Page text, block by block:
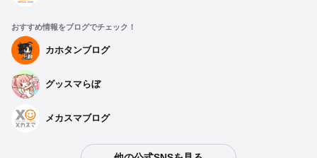
おすすめ情報をブログでチェック！
カホタンブログ
グッスマらぼ
メカスマブログ